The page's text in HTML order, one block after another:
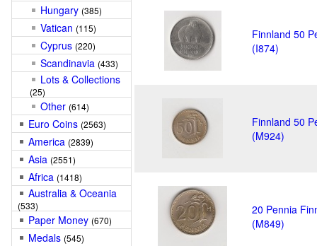
Hungary (385)
Vatican (115)
Cyprus (220)
Scandinavia (433)
Lots & Collections
(25)
Other (614)
Euro Coins (2563)
America (2839)
Asia (2551)
Africa (1418)
Australia & Oceania
(533)
Paper Money (670)
Medals (545)
Finnland 50
(I874)
Finnland 50
(M924)
20 Pennia
(M849)